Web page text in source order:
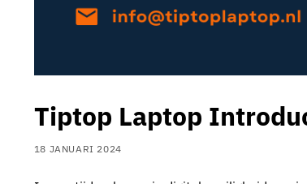
Tiptop Laptop
18 JANUARI 2024